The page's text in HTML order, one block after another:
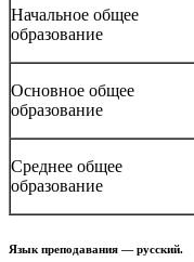
Начальное общее
образование
Основное общее
образование
Среднее общее
образование
Язык преподавания — русский.